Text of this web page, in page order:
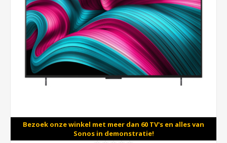
Bezoek onze winkel met meer dan 60 TV's en alles van
Sonos in demonstratie!